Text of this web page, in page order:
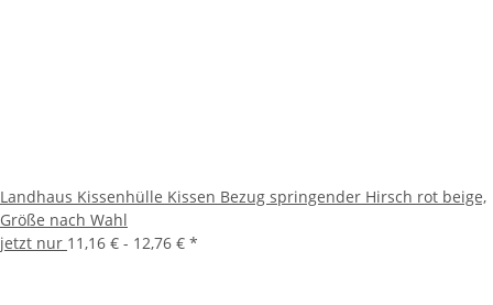
Landhaus Kissenhülle Kissen Bezug springender Hirsch rot beige,
Größe nach Wahl
jetzt nur 11,16 € - 12,76 € *